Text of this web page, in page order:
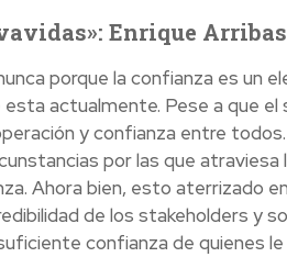
Enrique Arribas
porque la confianza es un
actualmente. Pese a que el
y confianza entre
por las que
Ahora bien, esto aterrizado
de los stakeholders y
confianza de quienes